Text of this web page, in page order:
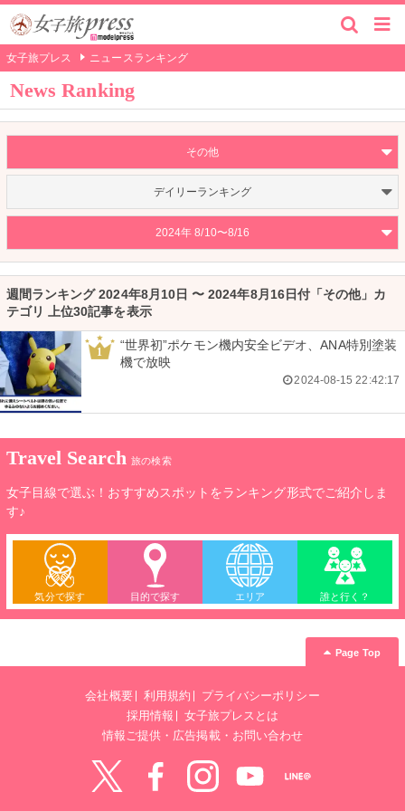
女子旅プレス ニュースランキング
News Ranking
その他
デイリーランキング
2024年 8/10〜8/16
週間ランキング 2024年8月10日 〜 2024年8月16日付「その他」カ
テゴリ 上位30記事を表示
1
“世界初”ポケモン機内安全ビデオ、ANA特別塗装
機で放映
2024-08-15 22:42:17
Travel Search 旅の検索
女子目線で選ぶ！おすすめスポットをランキング形式でご紹介しま
す♪
気分で探す 目的で探す エリア 誰と行く？
Page Top
会社概要 利用規約
プライバシーポリシー
採用情報
女子旅プレスとは
情報ご提供・広告掲載・お問い合わせ